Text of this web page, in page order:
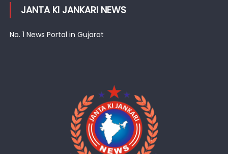
JANTA KI JANKARI NEWS
No. 1 News Portal in Gujarat